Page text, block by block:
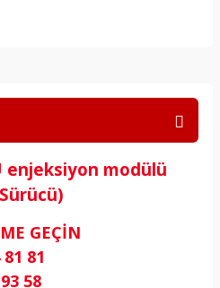
enjeksiyon modülü
GEÇİN
81
58